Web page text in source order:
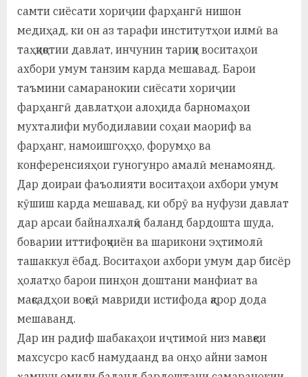
самти сиёсати хориҷии фарҳангӣ нишон
медиҳад, ки он аз тарафи институтҳои илмӣ ва
таҳқиқотии давлат, инчунин тариқи воситаҳои
ахбори умум танзим карда мешавад. Барои
таъмини самаранокии сиёсати хориҷии
фарҳангӣ давлатҳои алоҳида барномаҳои
мухталифи мубодилавии соҳаи маориф ва
фарҳанг, намоишгоҳҳо, форумҳо ва
конференсияҳои гуногунро амалӣ менамоянд.
Дар доираи фаъолияти воситаҳои ахбори умум
кӯшиш карда мешавад, ки обрӯ ва нуфузи давлат
дар арсаи байналхалқӣ баланд бардошта шуда,
боварии иттифоқчиён ва шарикони эҳтимолӣ
ташаккул ёбад. Воситаҳои ахбори умум дар бисёр
ҳолатҳо барои пинҳон доштани манфиат ва
мақсадҳои воқеӣ мавриди истифода қарор дода
мешаванд.
Дар ин радиф шабакаҳои иҷтимоӣ низ мавқеи
махсусро касб намудаанд ва онҳо айни замон